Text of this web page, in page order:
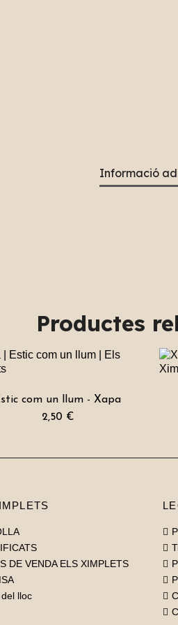
Informació
Productes
com un llum - Xapa
2,50 €
DE VENDA ELS XIMPLETS
lloc